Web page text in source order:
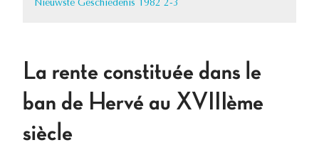
Nieuwste Geschiedenis 1982 2-3
La rente constituée dans le
ban de Hervé au XVIIIème
siècle